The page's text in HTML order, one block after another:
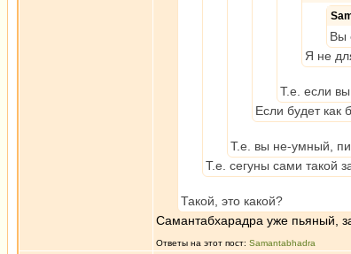
Вы
Я не
Т.е. если вы
Если будет как
Т.е. вы не-умный,
Т.е. сегуны сами такой
Такой, это какой?
Самантабхарадра уже пьяный,
Ответы на этот пост: Samantabhadra